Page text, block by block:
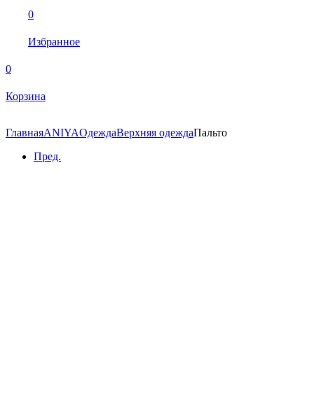
0
Избранное
0
Корзина
ГлавнаяANIYAОдеждаВерхняя одеждаПальто
Пред.